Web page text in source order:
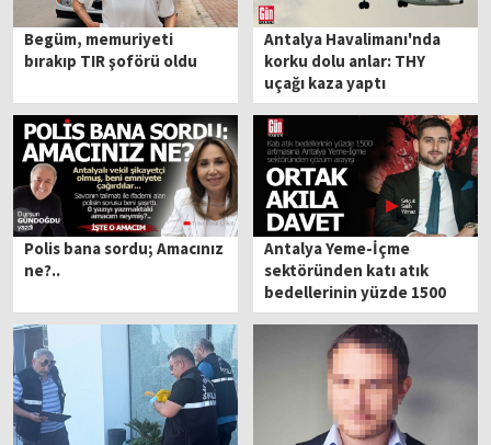
Begüm, memuriyeti
bırakıp TIR şoförü oldu
Antalya Havalimanı'nda
korku dolu anlar: THY
uçağı kaza yaptı
Polis bana sordu; Amacınız
ne?..
Antalya Yeme-İçme
sektöründen katı atık
bedellerinin yüzde 1500
artmasına tepki var